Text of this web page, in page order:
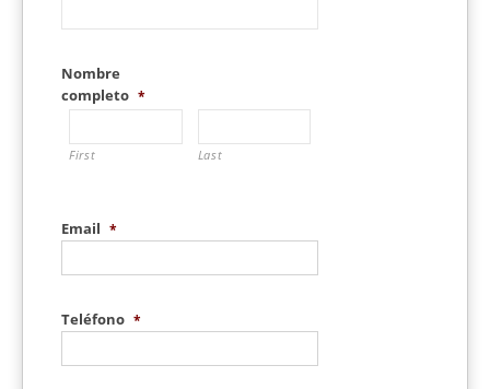
Nombre
completo *
First Last
Email *
Teléfono *